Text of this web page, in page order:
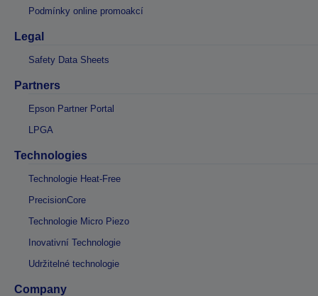
Podmínky online promoakcí
Legal
Safety Data Sheets
Partners
Epson Partner Portal
LPGA
Technologies
Technologie Heat-Free
PrecisionCore
Technologie Micro Piezo
Inovativní Technologie
Udržitelné technologie
Company